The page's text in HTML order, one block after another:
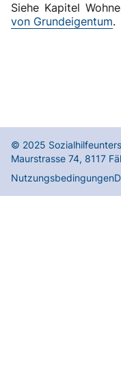
Siehe Kapitel
von Grundeigentum.
© 2025
Maurstrasse 74, 8117
Nutzungsbedingungen